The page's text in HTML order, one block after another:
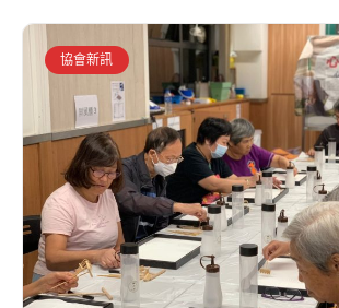
協會新訊